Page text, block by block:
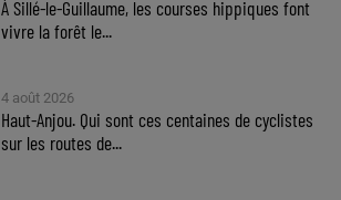
À Sillé-le-Guillaume, les courses hippiques font
vivre la forêt le...
4 août 2026
Haut-Anjou. Qui sont ces centaines de cyclistes
sur les routes de...